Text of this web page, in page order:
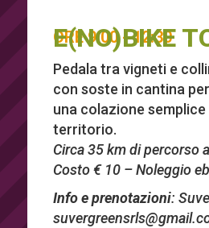
ORE 9:00 - 12:30
E(NO)BIKE
Pedala tra vigneti e
con soste in cantina
una colazione semplice
territorio.
Circa 35 km di percorso
Costo € 10 – Noleggio
Info e prenotazioni: